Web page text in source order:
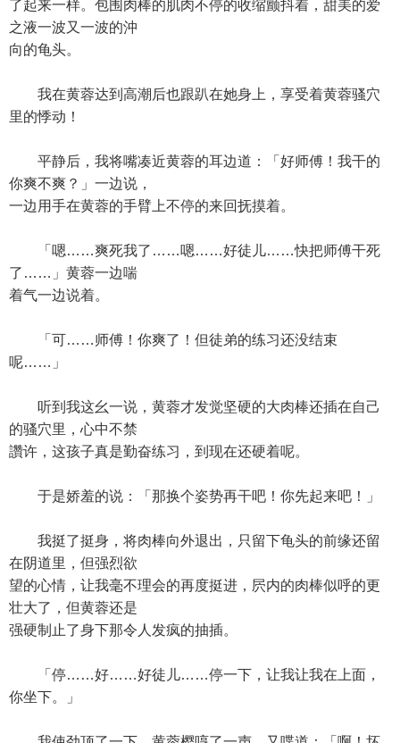
了起来一样。包围肉棒的肌肉不停的收缩颤抖着，甜美的爱
之液一波又一波的沖
向的龟头。
我在黄蓉达到高潮后也跟趴在她身上，享受着黄蓉骚穴
里的悸动！
平静后，我将嘴凑近黄蓉的耳边道：「好师傅！我干的
你爽不爽？」一边说，
一边用手在黄蓉的手臂上不停的来回抚摸着。
「嗯……爽死我了……嗯……好徒儿……快把师傅干死
了……」黄蓉一边喘
着气一边说着。
「可……师傅！你爽了！但徒弟的练习还没结束
呢……」
听到我这幺一说，黄蓉才发觉坚硬的大肉棒还插在自己
的骚穴里，心中不禁
讚许，这孩子真是勤奋练习，到现在还硬着呢。
于是娇羞的说：「那换个姿势再干吧！你先起来吧！」
我挺了挺身，将肉棒向外退出，只留下龟头的前缘还留
在阴道里，但强烈欲
望的心情，让我毫不理会的再度挺进，屄内的肉棒似呼的更
壮大了，但黄蓉还是
强硬制止了身下那令人发疯的抽插。
「停……好……好徒儿……停一下，让我让我在上面，
你坐下。」